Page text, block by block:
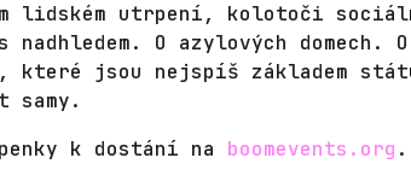
lidském utrpení, kolotoči
nadhledem. O azylových domech.
které jsou nejspíš základem
samy.
k dostání na boomevents.org